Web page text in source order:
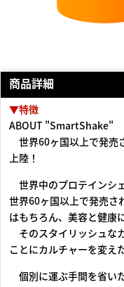
商品詳細
▼特徴
ABOUT "SmartShake"
世界60ヶ国以上で発売
上陸！
世界中のプロテインシ
世界60ヶ国以上で発売さ
はもちろん、美容と健康
そのスタイリッシュな
ことにカルチャーを変え
個別に運ぶ手間を省い